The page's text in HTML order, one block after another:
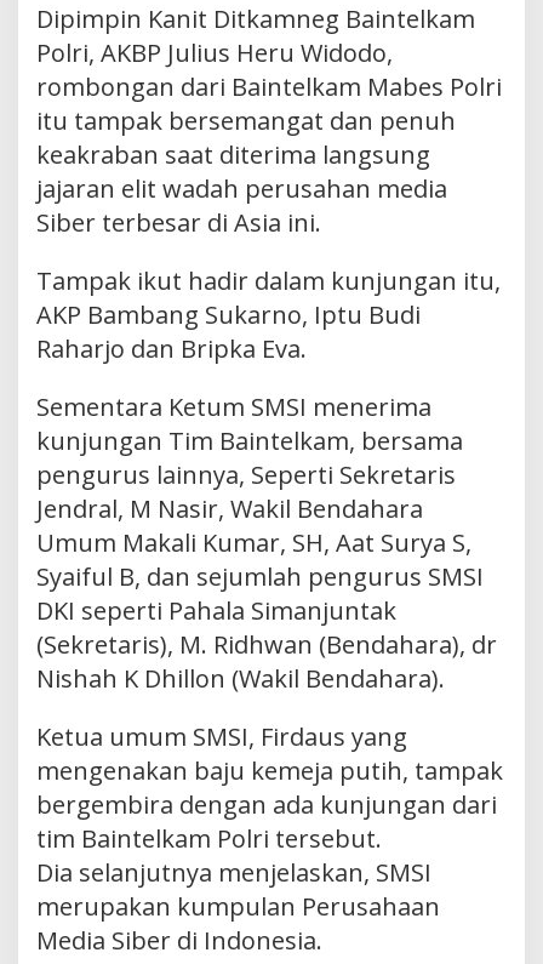
Dipimpin Kanit Ditkamneg Baintelkam
Polri, AKBP Julius Heru Widodo,
rombongan dari Baintelkam Mabes Polri
itu tampak bersemangat dan penuh
keakraban saat diterima langsung
jajaran elit wadah perusahan media
Siber terbesar di Asia ini.
Tampak ikut hadir dalam kunjungan itu,
AKP Bambang Sukarno, Iptu Budi
Raharjo dan Bripka Eva.
Sementara Ketum SMSI menerima
kunjungan Tim Baintelkam, bersama
pengurus lainnya, Seperti Sekretaris
Jendral, M Nasir, Wakil Bendahara
Umum Makali Kumar, SH, Aat Surya S,
Syaiful B, dan sejumlah pengurus SMSI
DKI seperti Pahala Simanjuntak
(Sekretaris), M. Ridhwan (Bendahara), dr
Nishah K Dhillon (Wakil Bendahara).
Ketua umum SMSI, Firdaus yang
mengenakan baju kemeja putih, tampak
bergembira dengan ada kunjungan dari
tim Baintelkam Polri tersebut.
Dia selanjutnya menjelaskan, SMSI
merupakan kumpulan Perusahaan
Media Siber di Indonesia.